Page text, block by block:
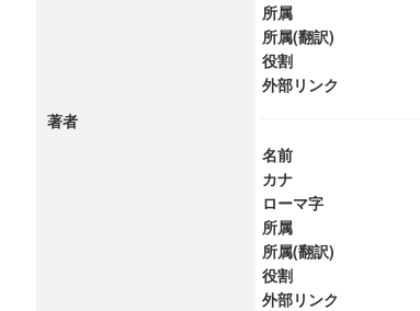
ログラム市民社会ガバナンス教育研究センター
ログラム論理と感性の先端的教育研究拠点
グラム「超成熟社会発展のサイエンス」
著者
所属
所属(翻訳)
役割
外部リンク
名前
カナ
ローマ字
所属
所属(翻訳)
役割
外部リンク